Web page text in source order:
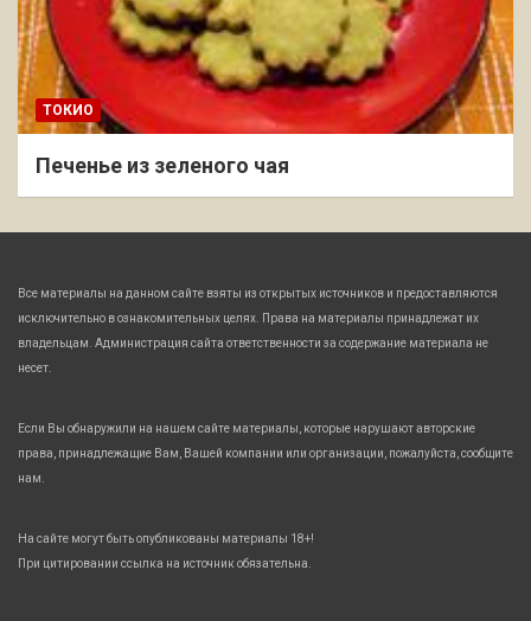
ТОКИО
Печенье из зеленого чая
Все материалы на данном сайте взяты из открытых источников и предоставляются
исключительно в ознакомительных целях. Права на материалы принадлежат их
владельцам. Администрация сайта ответственности за содержание материала не
несет.
Если Вы обнаружили на нашем сайте материалы, которые нарушают авторские
права, принадлежащие Вам, Вашей компании или организации, пожалуйста, сообщите
нам.
На сайте могут быть опубликованы материалы 18+!
При цитировании ссылка на источник обязательна.